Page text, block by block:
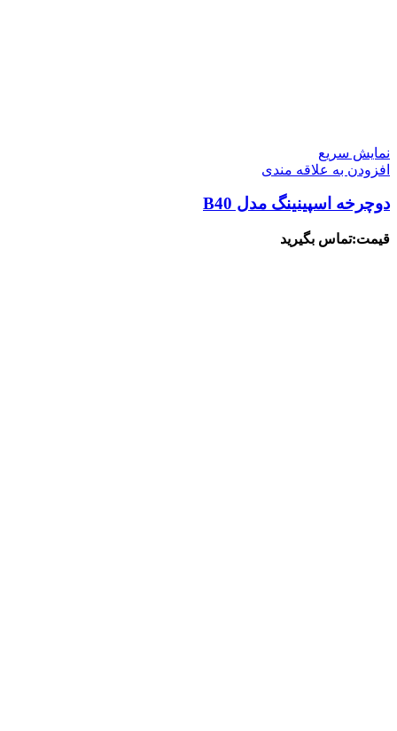
نمایش سریع
افزودن به علاقه مندی
دوچرخه اسپینینگ مدل B40
قیمت:تماس بگیرید